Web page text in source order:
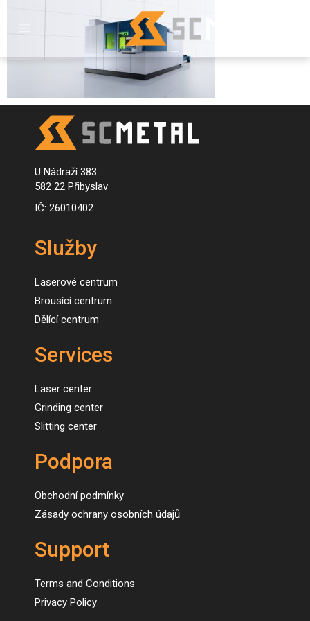
U Nádraží 383
582 22 Přibyslav
IČ: 26010402
Služby
Laserové centrum
Brousící centrum
Dělící centrum
Services
Laser center
Grinding center
Slitting center
Podpora
Obchodní podmínky
Zásady ochrany osobních údajů
Support
Terms and Conditions
Privacy Policy